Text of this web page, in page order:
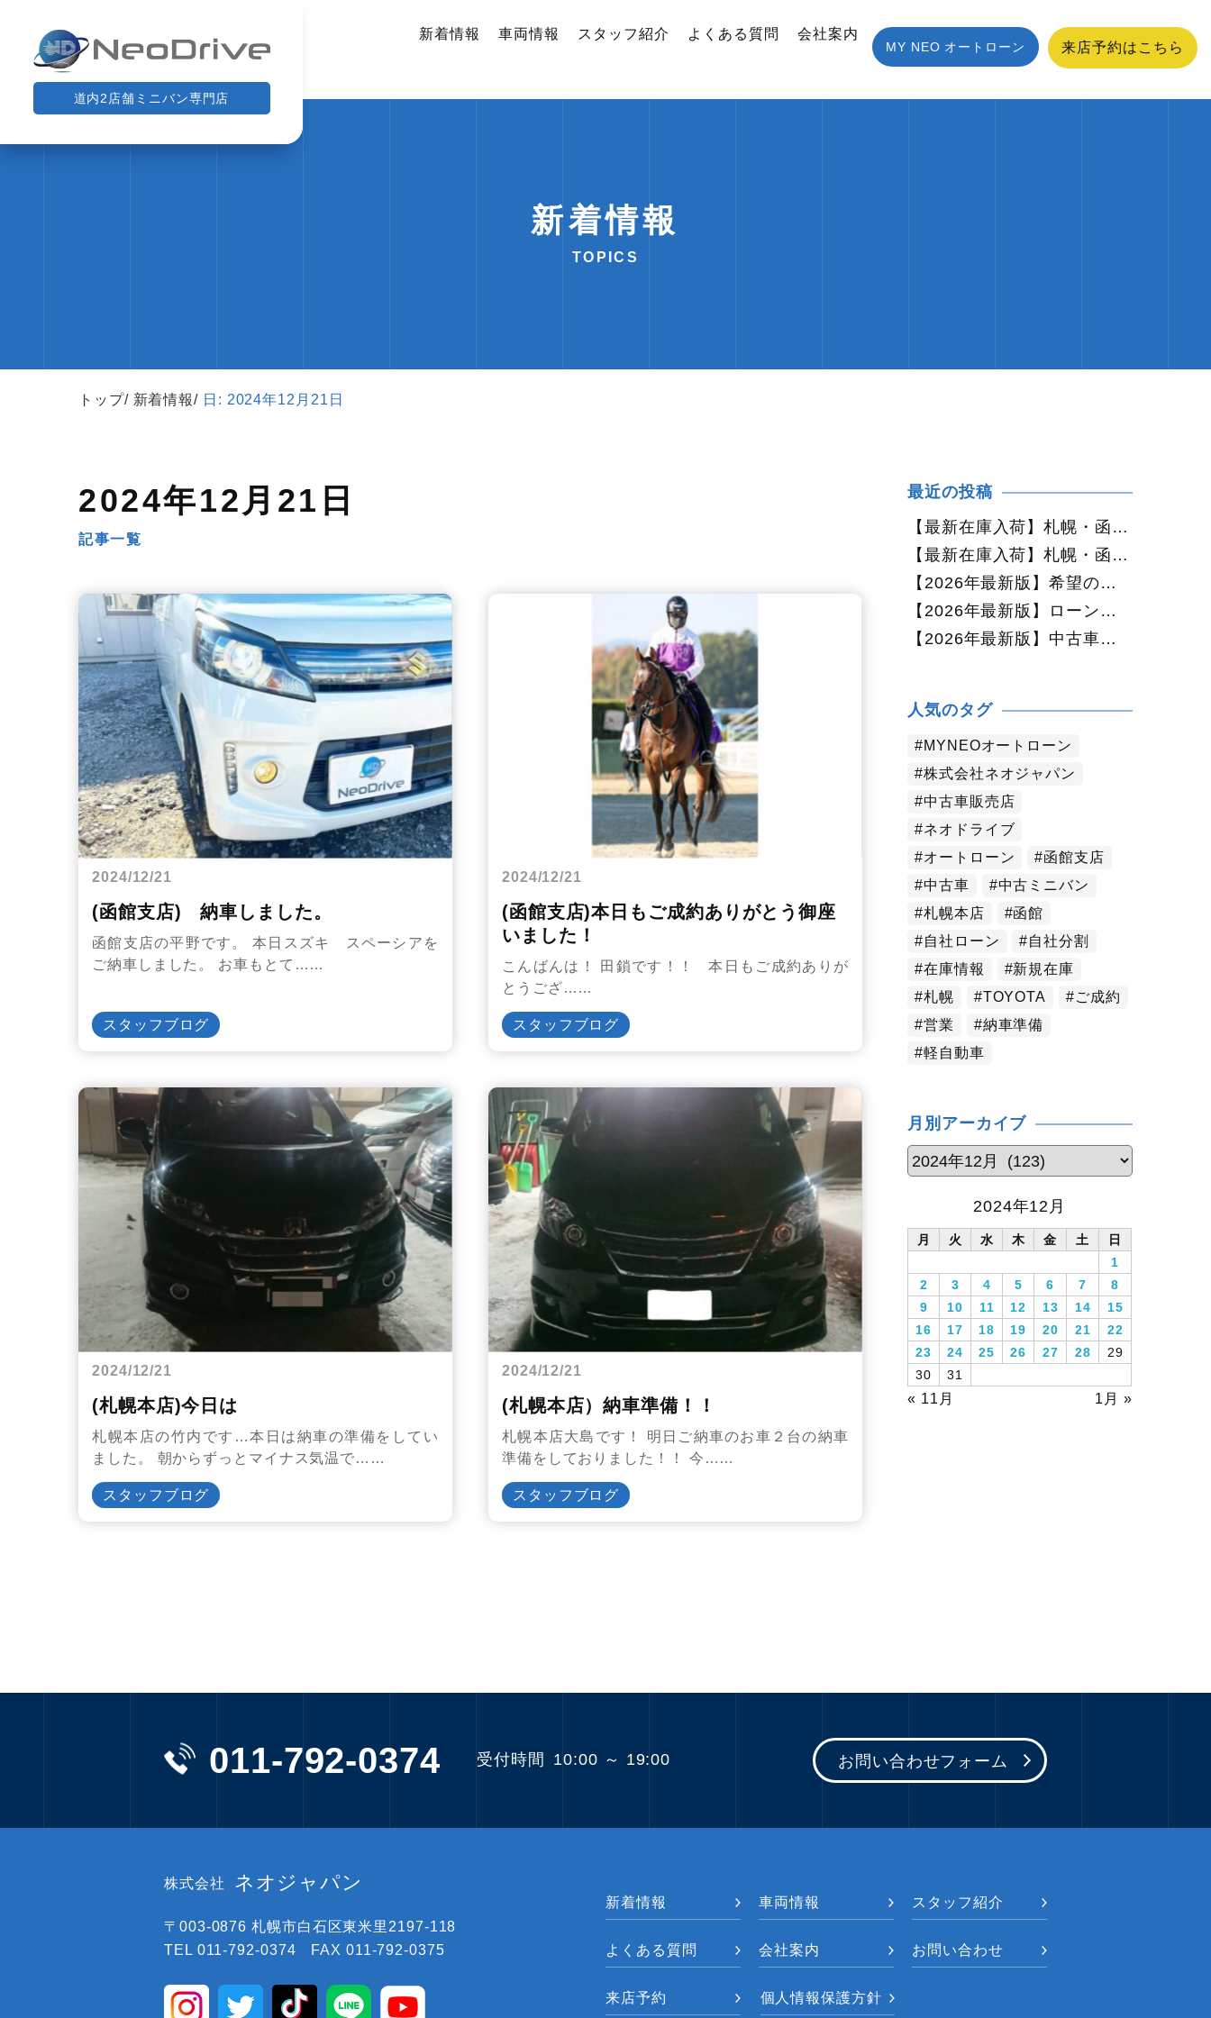
道内2店舗ミニバン専門店
新着情報 車両情報 スタッフ紹介 よくある質問 会社案内
MY NEO オートローン 来店予約はこちら
新着情報
TOPICS
トップ 新着情報 日: 2024年12月21日
2024年12月21日
記事一覧
2024/12/21
(函館支店) 納車しました。
函館支店の平野です。 本日スズキ スペーシアを
ご納車しました。 お車もとて……
スタッフブログ
2024/12/21
(函館支店)本日もご成約ありがとう御座
いました！
こんばんは！ 田鎖です！！ 本日もご成約ありが
とうござ……
スタッフブログ
2024/12/21
(札幌本店)今日は
札幌本店の竹内です…本日は納車の準備をしてい
ました。 朝からずっとマイナス気温で……
スタッフブログ
2024/12/21
(札幌本店）納車準備！！
札幌本店大島です！ 明日ご納車のお車２台の納車
準備をしておりました！！ 今……
スタッフブログ
最近の投稿
【最新在庫入荷】札幌・函館で人気の中古車が続々入庫中｜早い者勝ち！【ダイハツ ミラココア660プラスX 4WD】
【最新在庫入荷】札幌・函館で人気の中古車が続々入庫中｜早い者勝ち！【ホンダ N-BOX660カスタムG Lパッケージ 4WD】
【2026年最新版】希望の中古車が見つからない方へ｜ネオカーオーダーで理想の一台を全国からお探しします
【2026年最新版】ローンに不安がある方へ｜ネオドライブローンの窓口で新しいカーライフをサポート
【2026年最新版】中古車購入でよくある質問20選｜初めての方でも失敗しない完全ガイド【札幌・北海道対応】
人気のタグ
MYNEOオートローン
株式会社ネオジャパン
中古車販売店
ネオドライブ
オートローン
函館支店
中古車
中古ミニバン
札幌本店
函館
自社ローン
自社分割
在庫情報
新規在庫
札幌
TOYOTA
ご成約
営業
納車準備
軽自動車
月別アーカイブ
2024年12月
月 火 水 木 金 土
日
1
2
3 4 5 6 7
8
9
10 11 12 13 14
15
16
17 18 19 20 21
22
23
24 25 26 27 28
29
30
31
« 11月 1月 »
011-792-0374 受付時間 10:00 ～ 19:00 お問い合わせフォーム
株式会社 ネオジャパン
〒003-0876札幌市白石区東米里2197-118
TEL 011-792-0374 FAX 011-792-0375
新着情報 車両情報 スタッフ紹介
よくある質問 会社案内 お問い合わせ
来店予約 個人情報保護方針